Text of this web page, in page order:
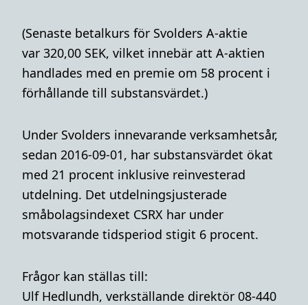
(Senaste betalkurs för Svolders A-aktie
var 320,00 SEK, vilket innebär att A-aktien
handlades med en premie om 58 procent i
förhållande till substansvärdet.)
Under Svolders innevarande verksamhetsår,
sedan 2016-09-01, har substansvärdet ökat
med 21 procent inklusive reinvesterad
utdelning. Det utdelningsjusterade
småbolagsindexet CSRX har under
motsvarande tidsperiod stigit 6 procent.
Frågor kan ställas till:
Ulf Hedlundh, verkställande direktör 08-440